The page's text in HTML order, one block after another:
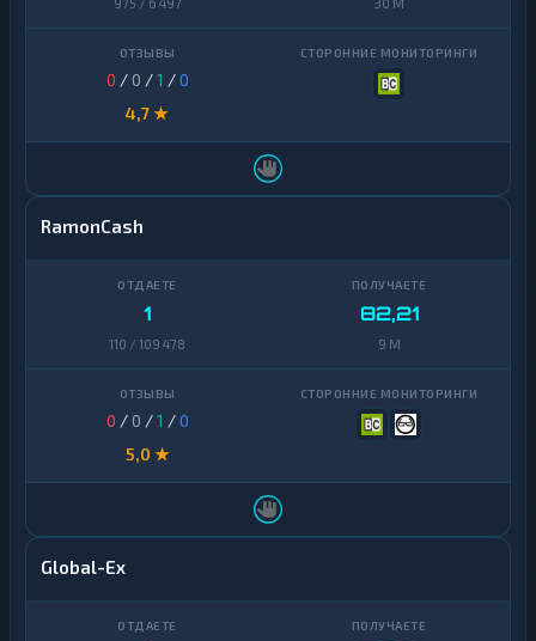
0 / 0 /1 /0
4,7 ★
RamonCash
1
110 / 109 478
82,21
9 M
0 / 0 /1 /0
5,0 ★
Global-Ex